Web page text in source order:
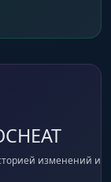
изменений и